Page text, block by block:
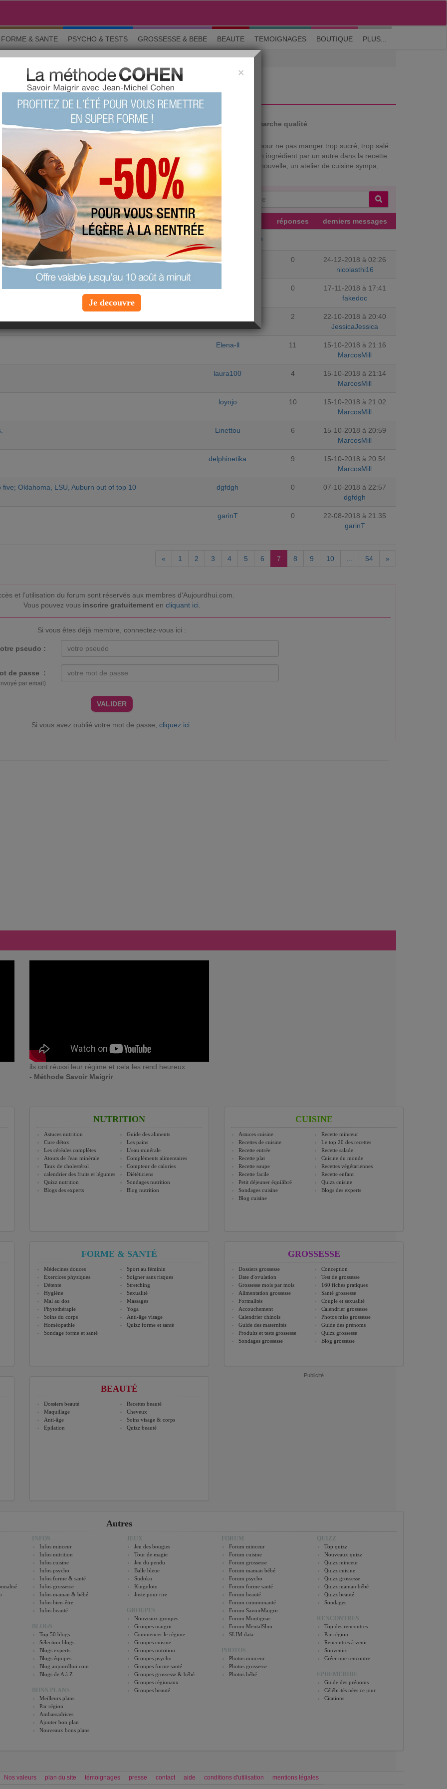
M'inscrire| Me connecter| ? Visite guidée
FORME & SANTE PSYCHO & TESTS GROSSESSE & BEBE BEAUTE TEMOIGNAGES BOUTIQUE PLUS...
ET BONS PLANS
& tests Grossesse Maman & bébé Beauté La communauté Démarche qualité
partager des astuces ou des bons plans en cuisine ? Vous voulez des solutions pour ne pas manger trop sucré, trop salé
plats encore plus appétissants, pour cuisiner moins cher ou pour remplacer un ingrédient par un autre dans la recette
pour toutes les passionnées de cuisine ! Un resto coup de coeur, une recette nouvelle, un atelier de cuisine sympa,
Chercher un sujet particulier :
SUJETS auteur réponses derniers messages
equipe-aujourdhuicom
en préfecture nicolasthi16 0
24-12-2018 à 02:26
nicolasthi16
MONEY fakedoc 0
17-11-2018 à 17:41
fakedoc
2
22-10-2018 à 20:40
JessicaJessica
Elena-ll 11
15-10-2018 à 21:16
MarcosMill
laura100 4
15-10-2018 à 21:14
MarcosMill
loyojo 10
15-10-2018 à 21:02
MarcosMill
Linettou 6
15-10-2018 à 20:59
MarcosMill
delphinetika 9
15-10-2018 à 20:54
MarcosMill
Oklahoma, LSU, Auburn out of top 10 dgfdgh 0
07-10-2018 à 22:57
dgfdgh
garinT 0
22-08-2018 à 21:35
garinT
« 1 2 3 4 5 6 7 8 9 10 54 »
et l’utilisation du forum sont réservés aux membres d'Aujourdhui.com.
Vous pouvez vous inscrire gratuitementen cliquant ici
Si vous êtes déjà membre, connectez-vous ici :
pseudo :
de passe :
par email)
VALIDER
Si vous avez oublié votre mot de passe,cliquez ici
ils ont réussi leur régime et cela les rend heureux
- Méthode Savoir Maigrir
NUTRITION
Astuces nutrition
Guide des aliments
Cure détox
Les pains
Les céréales complètes
L'eau minérale
Atouts de l'eau minérale
Compléments alimentaires
Taux de cholestérol
Compteur de calories
calendrier des fruits et légumes
Diététiciens
Quizz nutrition
Sondages nutrition
Blogs des experts
Blog nutrition
CUISINE
Astuces cuisine
Recette minceur
Recettes de cuisine
Le top 20 des recettes
Recette entrée
Recette salade
Recette plat
Cuisine du monde
Recette soupe
Recettes végétariennes
Recette facile
Recette enfant
Petit déjeuner équilibré
Quizz cuisine
Sondages cuisine
Blogs des experts
Blog cuisine
FORME & SANTÉ
Médecines douces
Sport au féminin
Exercices physiques
Soigner sans risques
Détente
Stretching
Hygiène
Sexualité
Mal au dos
Massages
Phytothérapie
Yoga
Soins du corps
Anti-âge visage
Homéopathie
Quizz forme et santé
Sondage forme et santé
GROSSESSE
Dossiers grossesse
Conception
Date d'ovulation
Test de grossesse
Grossesse mois par mois
160 fiches pratiques
Alimentation grossesse
Santé grossesse
Formalités
Couple et sexualité
Accouchement
Calendrier grossesse
Calendrier chinois
Photos miss grossesse
Guide des maternités
Guide des prénoms
Produits et tests grossesse
Quizz grossesse
Sondages grossesse
Blog grossesse
BEAUTÉ
Dossiers beauté
Recettes beauté
Maquillage
Cheveux
Anti-âge
Soins visage & corps
Epilation
Quizz beauté
Publicité
Autres
INFOS
Infos minceur
Infos nutrition
Infos cuisine
Infos psycho
Infos forme & santé
Infos grossesse
Infos maman & bébé
Infos bien-être
Infos beauté
BLOGS
Top 50 blogs
Sélection blogs
Blogs experts
Blogs équipes
Blog aujourdhui.com
Blogs de A à Z
BONS PLANS
Meilleurs plans
Par région
Ambassadrices
Ajouter bon plan
Nouveaux bons plans
JEUX
Jeu des bougies
Tour de magie
Jeu du pendu
Balle bleue
Sudoku
Kingoloto
Juste pour rire
GROUPES
Nouveaux groupes
Groupes maigrir
Commencer le régime
Groupes cuisine
Groupes nutrition
Groupes psycho
Groupes forme santé
Groupes grossesse & bébé
Groupes régionaux
Groupes beauté
FORUM
Forum minceur
Forum cuisine
Forum grossesse
Forum maman bébé
Forum psycho
Forum forme santé
Forum beauté
Forum communauté
Forum SavoirMaigrir
Forum Montignac
Forum MentalSlim
SLIM data
PHOTOS
Photos minceur
Photos grossesse
Photos bébé
QUIZZ
Top quizz
Nouveaux quizz
Quizz minceur
Quizz cuisine
Quizz grossesse
Quizz maman bébé
Quizz beauté
Sondages
RENCONTRES
Top des rencontres
Par région
Rencontres à venir
Souvenirs
Créer une rencontre
EPHEMERIDE
Guide des prénoms
Célébrités nées ce jour
Citations
Nos valeurs plan du site témoignages presse contact aide conditions d'utilisation mentions légales
×
Je decouvre